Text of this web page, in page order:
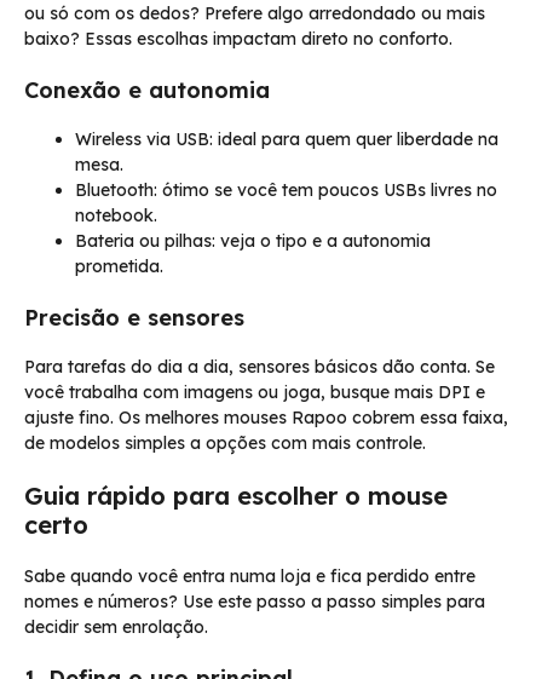
ou só com os dedos? Prefere algo arredondado ou mais
baixo? Essas escolhas impactam direto no conforto.
Conexão e autonomia
Wireless via USB: ideal para quem quer liberdade na
mesa.
Bluetooth: ótimo se você tem poucos USBs livres no
notebook.
Bateria ou pilhas: veja o tipo e a autonomia
prometida.
Precisão e sensores
Para tarefas do dia a dia, sensores básicos dão conta. Se
você trabalha com imagens ou joga, busque mais DPI e
ajuste fino. Os melhores mouses Rapoo cobrem essa faixa,
de modelos simples a opções com mais controle.
Guia rápido para escolher o mouse
certo
Sabe quando você entra numa loja e fica perdido entre
nomes e números? Use este passo a passo simples para
decidir sem enrolação.